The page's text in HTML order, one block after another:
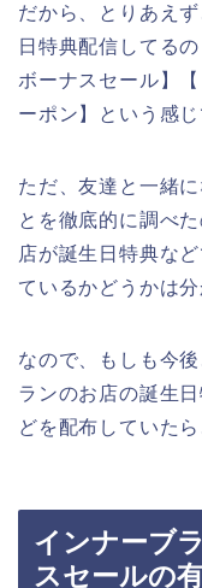
だから、とりあえ
日特典配信してる
ボーナスセール】
ーポン】という感
ただ、友達と一緒
とを徹底的に調べ
店が誕生日特典な
ているかどうかは
なので、もしも今
ランのお店の誕生
どを配布していた
インナーブ
スセールの